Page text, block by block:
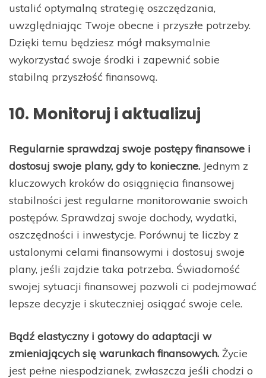
ustalić optymalną strategię oszczędzania,
uwzględniając Twoje obecne i przyszłe potrzeby.
Dzięki temu będziesz mógł maksymalnie
wykorzystać swoje środki i zapewnić sobie
stabilną przyszłość finansową.
10. Monitoruj i aktualizuj
Regularnie sprawdzaj swoje postępy finansowe i
dostosuj swoje plany, gdy to konieczne. Jednym z
kluczowych kroków do osiągnięcia finansowej
stabilności jest regularne monitorowanie swoich
postępów. Sprawdzaj swoje dochody, wydatki,
oszczędności i inwestycje. Porównuj te liczby z
ustalonymi celami finansowymi i dostosuj swoje
plany, jeśli zajdzie taka potrzeba. Świadomość
swojej sytuacji finansowej pozwoli ci podejmować
lepsze decyzje i skuteczniej osiągać swoje cele.
Bądź elastyczny i gotowy do adaptacji w
zmieniających się warunkach finansowych. Życie
jest pełne niespodzianek, zwłaszcza jeśli chodzi o